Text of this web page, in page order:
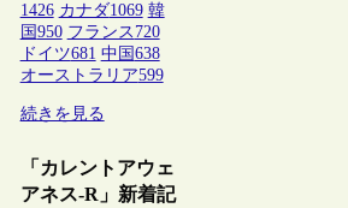
1426 カナダ1069 韓
国 950 フランス 720
ドイツ681 中国 638
オーストラリア599
続きを見る
「カレントアウェ
アネス-R」新着記